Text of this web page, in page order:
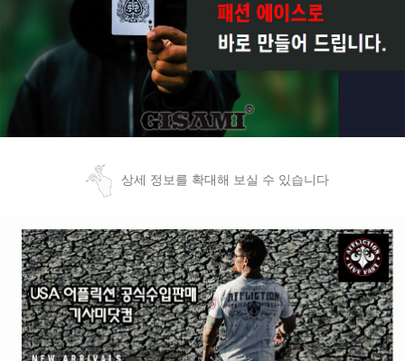
상세 정보를 확대해 보실 수 있습니다